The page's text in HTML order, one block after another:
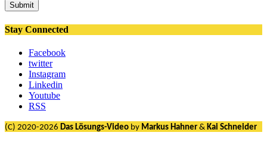
Submit
Stay Connected
Facebook
twitter
Instagram
Linkedin
Youtube
RSS
(C) 2020-2026 Das Lösungs-Video by Markus Hahner & Kai Schneider